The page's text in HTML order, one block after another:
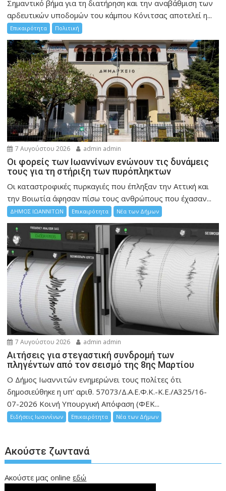
Σημαντικό βήμα για τη διατήρηση και την αναβάθμιση των
αρδευτικών υποδομών του κάμπου Κόνιτσας αποτελεί η...
Επικαιρότητα Πολιτική
7 Αυγούστου 2026 admin admin
Οι φορείς των Ιωαννίνων ενώνουν τις δυνάμεις
τους για τη στήριξη των πυρόπληκτων
Οι καταστροφικές πυρκαγιές που έπληξαν την Αττική και
την Bοιωτία άφησαν πίσω τους ανθρώπους που έχασαν...
ΔΗΜΟΣ ΙΩΑΝΝΙΤΩΝ Επικαιρότητα Νέα των Δήμων
7 Αυγούστου 2026 admin admin
Αιτήσεις για στεγαστική συνδρομή των
πληγέντων από τον σεισμό της 8ης Μαρτίου
Ο Δήμος Ιωαννιτών ενημερώνει τους πολίτες ότι
δημοσιεύθηκε η υπ’ αριθ. 57073/Δ.Α.Ε.Φ.Κ.-Κ.Ε./Α325/16-
07-2026 Κοινή Υπουργική Απόφαση (ΦΕΚ...
Ειδήσεις Ιωαννίνων Επικαιρότητα Νέα των Δήμων
Ακούστε ζωντανά
Ακούστε μας onlineεδώ